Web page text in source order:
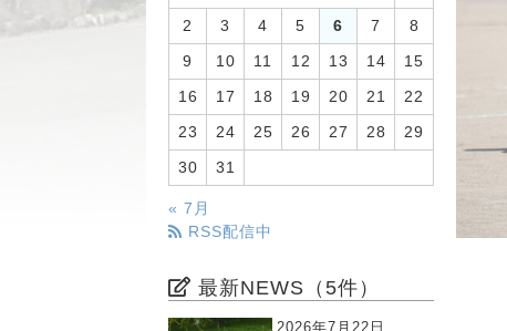
2 3 4 5 6 7 8
9 10 11 12 13 14 15
16 17 18 19 20 21 22
23 24 25 26 27 28 29
30 31
« 7月
RSS配信中
最新NEWS（5件）
2026年7月22日